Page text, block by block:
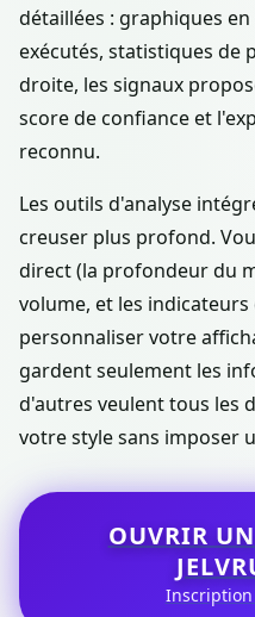
détaillées : graphiques
exécutés, statistiques de
droite, les signaux
score de confiance et
reconnu.
Les outils d'analyse
creuser plus profond.
direct (la profondeur du
volume, et les
personnaliser votre
gardent seulement les
d'autres veulent tous les
votre style sans imposer
OUVRIR